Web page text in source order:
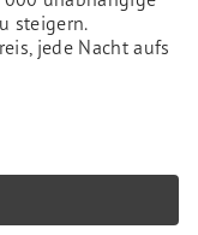
steigern.
jede Nacht aufs